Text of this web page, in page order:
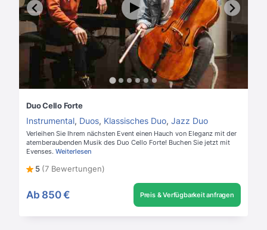
Duo Cello Forte
Instrumental, Duos, Klassisches Duo, Jazz Duo
Verleihen Sie Ihrem nächsten Event einen Hauch von Eleganz mit der
atemberaubenden Musik des Duo Cello Forte! Buchen Sie jetzt mit
Evenses. Weiterlesen
5 (7 Bewertungen)
Ab 850 € Preis & Verfügbarkeit anfragen